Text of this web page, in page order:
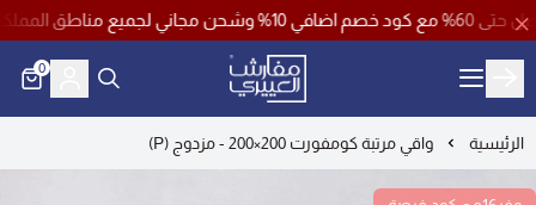
خصم ( فرصة )
مفارش العييري
0
الرئيسية واقي مرتبة كومفورت 200×200 - مزدوج (P)